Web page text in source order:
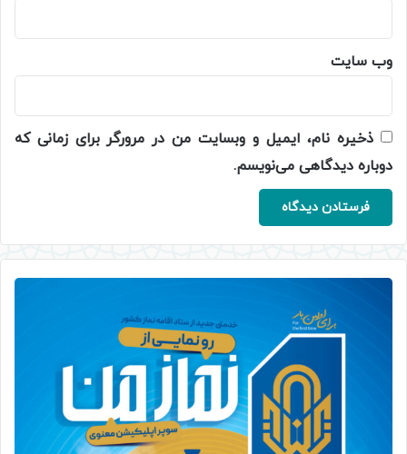
وب‌ سایت
ذخیره نام، ایمیل و وبسایت من در مرورگر برای زمانی که
دوباره دیدگاهی می‌نویسم.